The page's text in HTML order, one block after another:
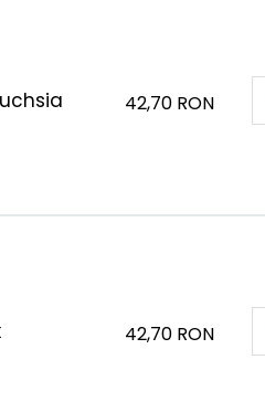
42,70 RON
42,70 RON